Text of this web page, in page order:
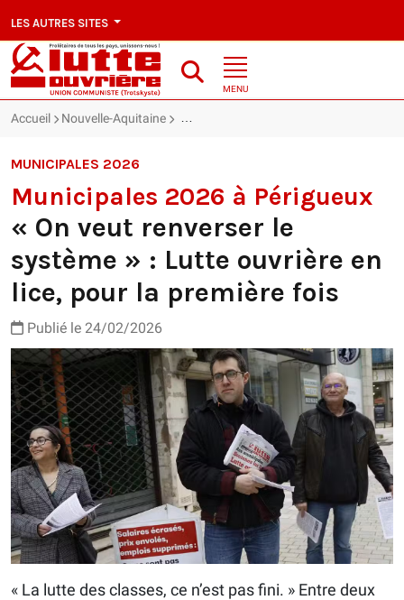
LES AUTRES SITES
MENU
Accueil Nouvelle-Aquitaine « On veut renverser le système » : Lutte
MUNICIPALES 2026
Municipales 2026 à Périgueux
« On veut renverser le
système » : Lutte ouvrière en
lice, pour la première fois
Publié le 24/02/2026
« La lutte des classes, ce n’est pas fini. » Entre deux